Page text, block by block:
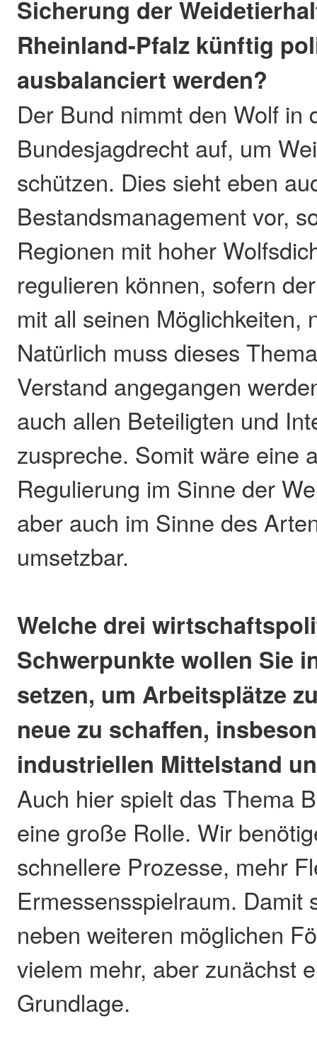
Sicherung der
Rheinland-Pfalz künftig
ausbalanciert werden?
Der Bund nimmt den Wolf in
Bundesjagdrecht auf, um
schützen. Dies sieht eben
Bestandsmanagement vor,
Regionen mit hoher
regulieren können, sofern
mit all seinen Möglichkeiten,
Natürlich muss dieses
Verstand angegangen
auch allen Beteiligten und
zuspreche. Somit wäre eine
Regulierung im Sinne der
aber auch im Sinne des
umsetzbar.
Welche drei
Schwerpunkte wollen Sie
setzen, um Arbeitsplätze
neue zu schaffen,
industriellen Mittelstand
Auch hier spielt das Thema
eine große Rolle. Wir
schnellere Prozesse, mehr
Ermessensspielraum. Damit
neben weiteren möglichen
vielem mehr, aber zunächst
Grundlage.